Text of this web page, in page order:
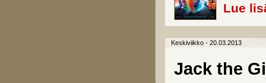
Lue
Keskiviikko - 20.03.2013
Jack the